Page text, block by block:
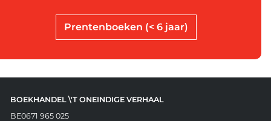
Prentenboeken (< 6 jaar)
BOEKHANDEL \'T ONEINDIGE VERHAAL
BE0671 965 025